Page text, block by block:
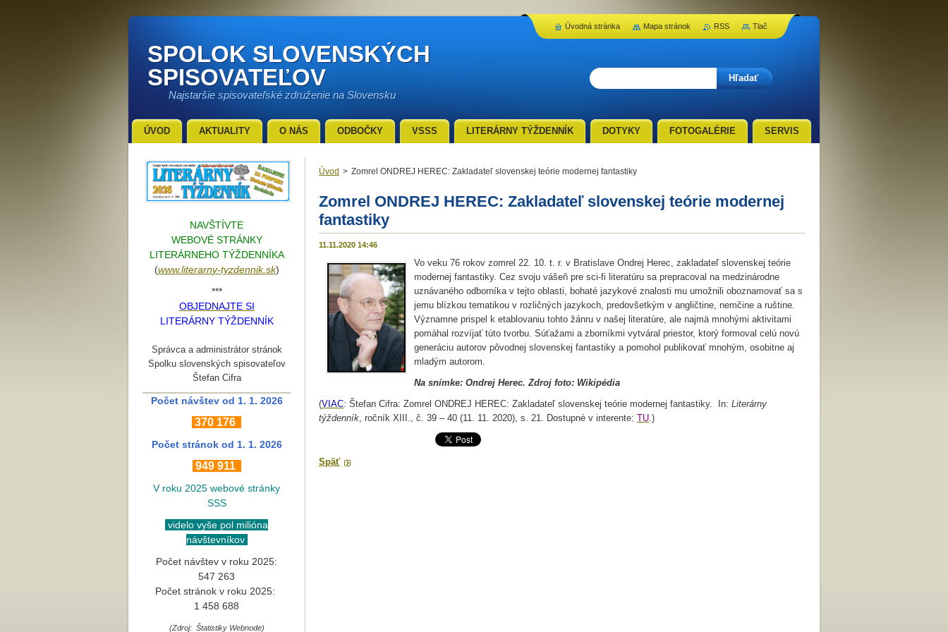
SPOLOK SLOVENSKÝCH
SPISOVATEĽOV
Najstaršie spisovateľské združenie na Slovensku
Úvod > Zomrel ONDREJ HEREC: Zakladateľ slovenskej teórie modernej fantastiky
Zomrel ONDREJ HEREC: Zakladateľ slovenskej teórie modernej
fantastiky
11.11.2020 14:46
Vo veku 76 rokov zomrel 22. 10. t. r. v Bratislave Ondrej Herec, zakladateľ slovenskej teórie
modernej fantastiky. Cez svoju vášeň pre sci-fi literatúru sa prepracoval na medzinárodne
uznávaného odborníka v tejto oblasti, bohaté jazykové znalosti mu umožnili oboznamovať sa s
jemu blízkou tematikou v rozličných jazykoch, predovšetkým v angličtine, nemčine a ruštine.
Významne prispel k etablovaniu tohto žánru v našej literatúre, ale najmä mnohými aktivitami
pomáhal rozvíjať túto tvorbu. Súťažami a zborníkmi vytváral priestor, ktorý formoval celú novú
generáciu autorov pôvodnej slovenskej fantastiky a pomohol publikovať mnohým, osobitne aj
mladým autorom.
Na snímke: Ondrej Herec. Zdroj foto: Wikipédia
(VIAC: Štefan Cifra: Zomrel ONDREJ HEREC: Zakladateľ slovenskej teórie modernej fantastiky. In: Literárny
týždenník, ročník XIII., č. 39 – 40 (11. 11. 2020), s. 21. Dostupné v interente: TU.)
Späť
NAVŠTÍVTE
WEBOVÉ STRÁNKY
LITERÁRNEHO TÝŽDENNÍKA
(www.literarny-tyzdennik.sk)
***
OBJEDNAJTE SI
LITERÁRNY TÝŽDENNÍK
Správca a administrátor stránok
Spolku slovenských spisovateľov
Štefan Cifra
Počet návštev od 1. 1. 2026
370 176
Počet stránok od 1. 1. 2026
949 911
V roku 2025 webové stránky
SSS
videlo vyše pol milióna
návštevníkov
Počet návštev v roku 2025:
547 263
Počet stránok v roku 2025:
1 458 688
(Zdroj: Štatistiky Webnode)
ÚVOD AKTUALITY O NÁS ODBOČKY VSSS LITERÁRNY TÝŽDENNÍK DOTYKY FOTOGALÉRIE SERVIS
Úvodná stránka Mapa stránok RSS Tlač